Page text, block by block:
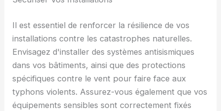
Il est essentiel de renforcer la résilience de vos
installations contre les catastrophes naturelles.
Envisagez d'installer des systèmes antisismiques
dans vos bâtiments, ainsi que des protections
spécifiques contre le vent pour faire face aux
typhons violents. Assurez-vous également que vos
équipements sensibles sont correctement fixés